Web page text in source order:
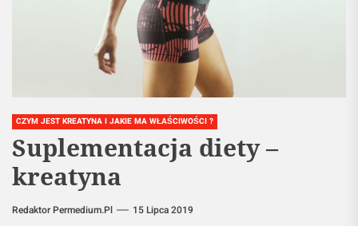
CZYM JEST KREATYNA I JAKIE MA WŁAŚCIWOŚCI ?
Suplementacja diety –
kreatyna
Redaktor Permedium.pl 15 Lipca 2019